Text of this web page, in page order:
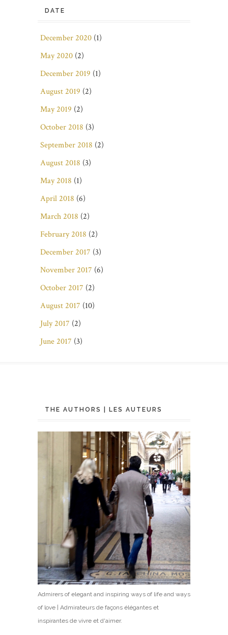
DATE
December 2020 (1)
May 2020 (2)
December 2019 (1)
August 2019 (2)
May 2019 (2)
October 2018 (3)
September 2018 (2)
August 2018 (3)
May 2018 (1)
April 2018 (6)
March 2018 (2)
February 2018 (2)
December 2017 (3)
November 2017 (6)
October 2017 (2)
August 2017 (10)
July 2017 (2)
June 2017 (3)
THE AUTHORS | LES AUTEURS
Admirers of elegant and inspiring ways of life and ways
of love | Admirateurs de façons élégantes et
inspirantes de vivre et d'aimer.